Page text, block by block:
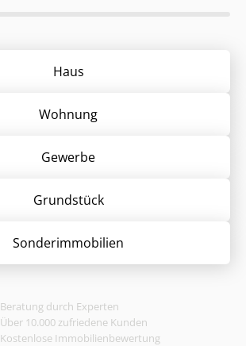
Haus
Wohnung
Gewerbe
Grund­stück
Sonder­immobilien
Beratung durch Experten
Über 10.000 zufriedene Kunden
Kostenlose Immobilienbewertung